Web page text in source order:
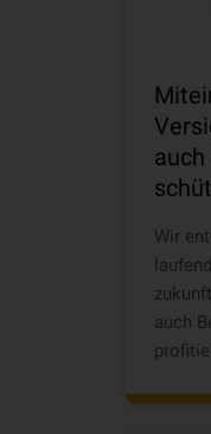
auch
Wir
auch